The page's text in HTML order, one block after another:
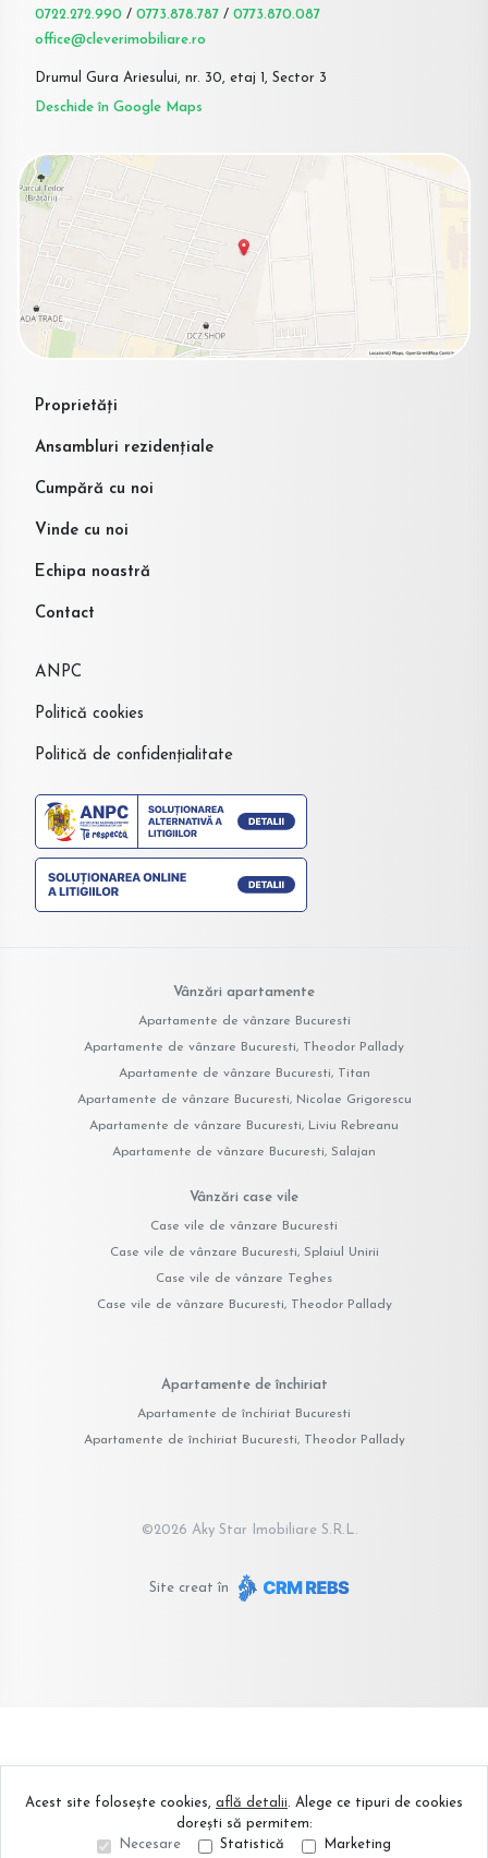
0722.272.990 / 0773.878.787 / 0773.870.087
office@cleverimobiliare.ro
Drumul Gura Ariesului, nr. 30, etaj 1, Sector 3
Deschide în Google Maps
Proprietăți
Ansambluri rezidențiale
Cumpără cu noi
Vinde cu noi
Echipa noastră
Contact
ANPC
Politică cookies
Politică de confidențialitate
Vânzări apartamente
Apartamente de vânzare Bucuresti
Apartamente de vânzare Bucuresti, Theodor Pallady
Apartamente de vânzare Bucuresti, Titan
Apartamente de vânzare Bucuresti, Nicolae Grigorescu
Apartamente de vânzare Bucuresti, Liviu Rebreanu
Apartamente de vânzare Bucuresti, Salajan
Vânzări case vile
Case vile de vânzare Bucuresti
Case vile de vânzare Bucuresti, Splaiul Unirii
Case vile de vânzare Teghes
Case vile de vânzare Bucuresti, Theodor Pallady
Apartamente de închiriat
Apartamente de închiriat Bucuresti
Apartamente de închiriat Bucuresti, Theodor Pallady
©2026 Aky Star Imobiliare S.R.L.
Site creat în
Acest site folosește cookies, află detalii. Alege ce tipuri de cookies
dorești să permitem:
Necesare
Statistică Marketing